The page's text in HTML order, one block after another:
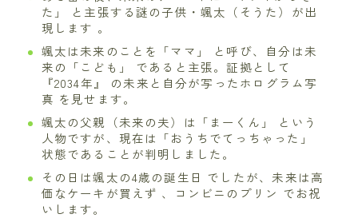
た」 と主張する謎の子供・颯太（そうた）が出
現します 。
颯太は未来のことを「ママ」 と呼び、自分は未
来の「こども」 であると主張。証拠として
『2034年』 の未来と自分が写ったホログラム写
真 を見せます。
颯太の父親（未来の夫）は「まーくん」 という
人物ですが、現在は「おうちでてっちゃった」
状態であることが判明しました。
その日は颯太の4歳の誕生日 でしたが、未来は高
価なケーキが買えず 、コンビニのプリン でお祝
いします。